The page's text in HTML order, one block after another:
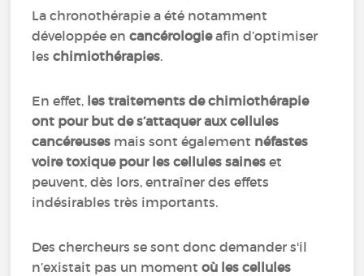
La chronothérapie a été notamment
développée encancérologieafin d’optimiser
leschimiothérapies.
En effet, les traitements de chimiothérapie
ont pour but de s’attaquer aux cellules
cancéreuses mais sont également néfastes
voire toxique pour les cellules saines et
peuvent, dès lors, entraîner des effets
indésirables très importants.
Des chercheurs se sont donc demander s'il
n’existait pas un momentoù les cellules